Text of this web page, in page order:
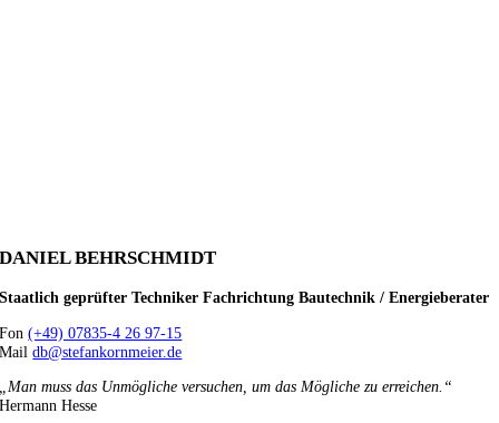
DANIEL BEHRSCHMIDT
Staatlich geprüfter Techniker Fachrichtung Bautechnik / Energieberater
Fon(+49) 07835-4 26 97-15
Maildb@stefankornmeier.de
„Man muss das Unmögliche versuchen, um das Mögliche zu erreichen.“
Hermann Hesse